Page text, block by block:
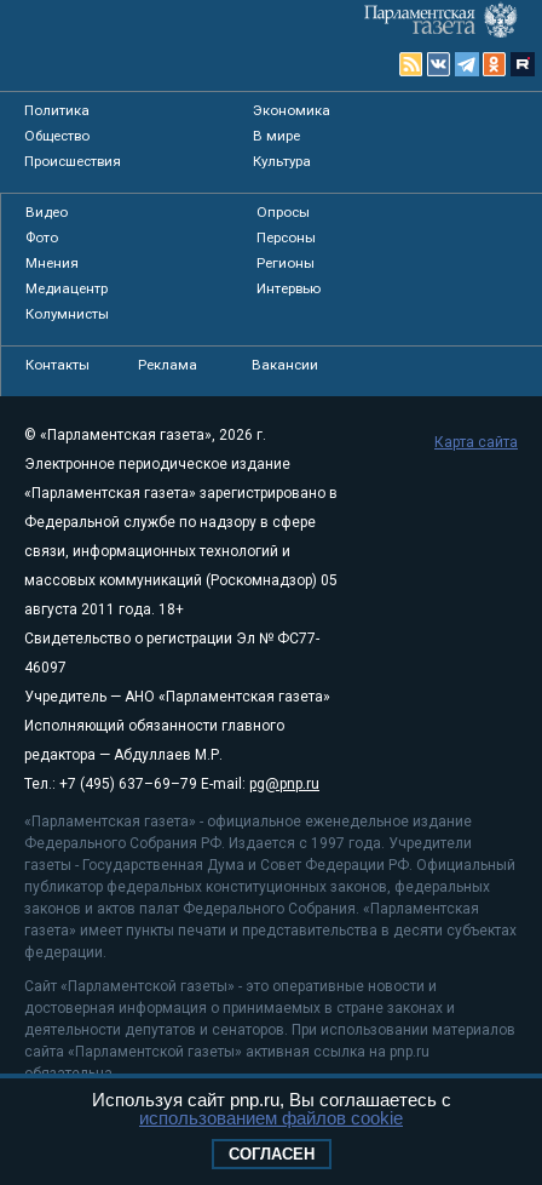
Политика
Экономика
Общество
В мире
Происшествия
Культура
Видео
Опросы
Фото
Персоны
Мнения
Регионы
Медиацентр
Интервью
Колумнисты
Контакты Реклама Вакансии
© «Парламентская газета», 2026 г.
Электронное периодическое издание
«Парламентская газета» зарегистрировано в
Федеральной службе по надзору в сфере
связи, информационных технологий и
массовых коммуникаций (Роскомнадзор) 05
августа 2011 года. 18+
Свидетельство о регистрации Эл № ФС77-
46097
Учредитель — АНО «Парламентская газета»
Исполняющий обязанности главного
редактора — Абдуллаев М.Р.
Тел.: +7 (495) 637–69–79 E-mail: pg@pnp.ru
«Парламентская газета» - официальное еженедельное издание
Федерального Собрания РФ. Издается с 1997 года. Учредители
газеты - Государственная Дума и Совет Федерации РФ. Официальный
публикатор федеральных конституционных законов, федеральных
законов и актов палат Федерального Собрания. «Парламентская
газета» имеет пункты печати и представительства в десяти субъектах
федерации.
Сайт «Парламентской газеты» - это оперативные новости и
достоверная информация о принимаемых в стране законах и
деятельности депутатов и сенаторов. При использовании материалов
сайта «Парламентской газеты» активная ссылка на pnp.ru
обязательна.
На информационном ресурсе применяютсярекомендательные
Положение о защите персональных данных
Карта сайта
Используя сайт pnp.ru, Вы соглашаетесь с
использованием файлов cookie
СОГЛАСЕН